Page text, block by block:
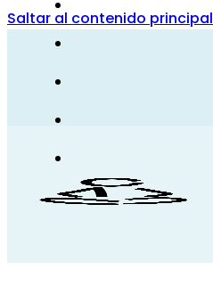
Saltar al contenido principal